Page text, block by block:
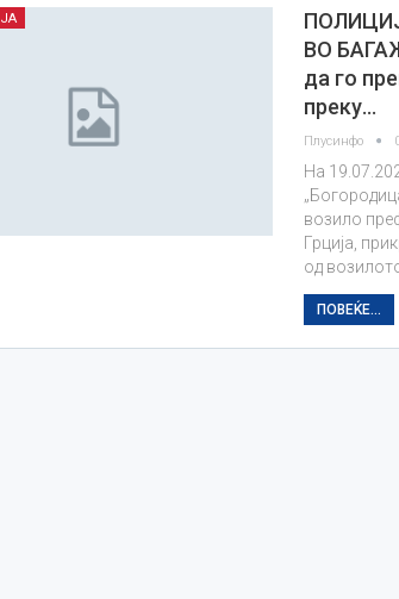
ВО
да го
преку…
Плусинфо
На
возило
Грција,
од
ПОВЕЌЕ...